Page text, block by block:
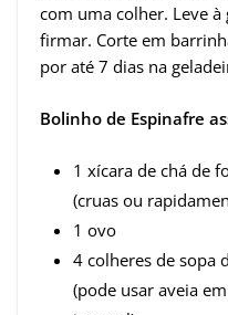
com uma colher. Leve
firmar. Corte em
por até 7 dias na
Bolinho de Espinafre
1 xícara de chá de
(cruas ou
1 ovo
4 colheres de sopa
(pode usar aveia